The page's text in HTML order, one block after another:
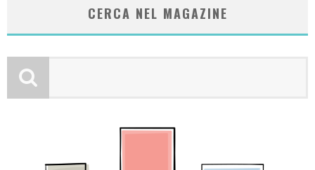
CERCA NEL MAGAZINE